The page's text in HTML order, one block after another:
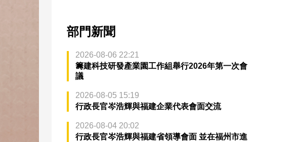
部門新聞
2026-08-06 22:21
籌建科技研發產業園工作組舉行2026年第一次會
議
2026-08-05 15:19
行政長官岑浩輝與福建企業代表會面交流
2026-08-04 20:02
行政長官岑浩輝與福建省領導會面 並在福州市進